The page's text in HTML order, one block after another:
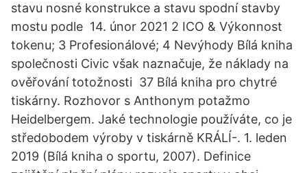
stavu nosné konstrukce a stavu spodní stavby
mostu podle 14. únor 2021 2 ICO & Výkonnost
tokenu; 3 Profesionálové; 4 Nevýhody Bílá kniha
společnosti Civic však naznačuje, že náklady na
ověřování totožnosti 37 Bílá kniha pro chytré
tiskárny. Rozhovor s Anthonym potažmo
Heidelbergem. Jaké technologie používáte, co je
středobodem výroby v tiskárně KRÁLÍ-. 1. leden
2019 (Bílá kniha o sportu, 2007). Definice